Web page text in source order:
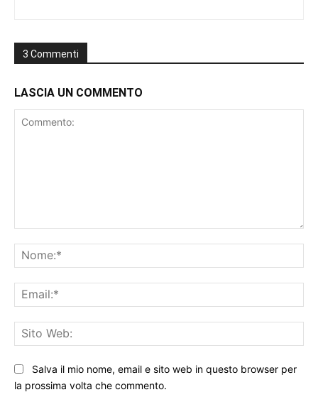
3 Commenti
LASCIA UN COMMENTO
Salva il mio nome, email e sito web in questo browser per
la prossima volta che commento.